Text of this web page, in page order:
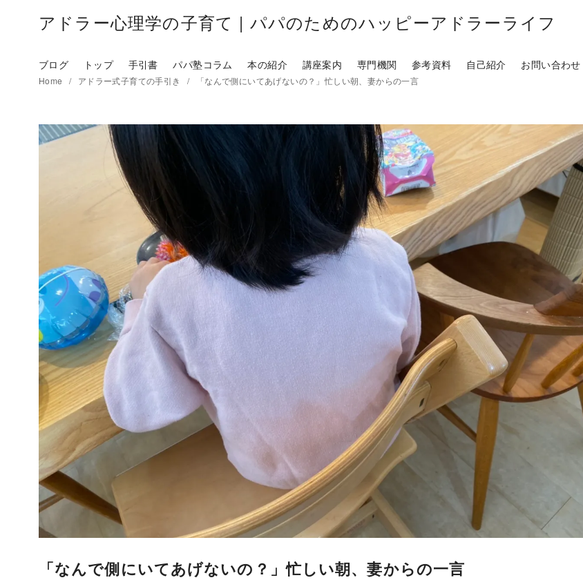
アドラー心理学の子育て | パパのためのハッピーアドラーライフ
ブログ トップ 手引書 パパ塾コラム 本の紹介 講座案内 専門機関 参考資料 自己紹介 お問い合わせ
Home アドラー式子育ての手引き 「なんで側にいてあげないの？」忙しい朝、妻からの一言
「なんで側にいてあげないの？」忙しい朝、妻からの一言